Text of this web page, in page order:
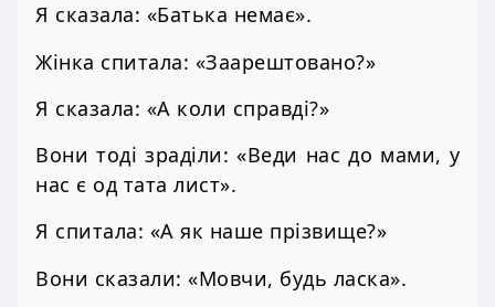
Я сказала: «Батька немає».
Жінка спитала: «Заарештовано?»
Я сказала: «А коли справді?»
Вони тоді зраділи: «Веди нас до мами, у
нас є од тата лист».
Я спитала: «А як наше прізвище?»
Вони сказали: «Мовчи, будь ласка».